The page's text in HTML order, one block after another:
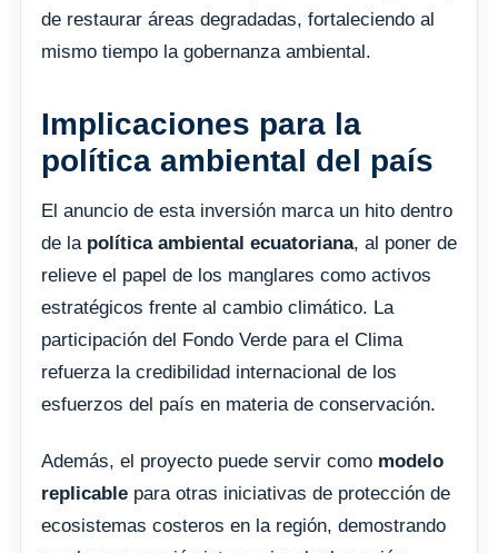
de restaurar áreas degradadas, fortaleciendo al
mismo tiempo la gobernanza ambiental.
Implicaciones para la
política ambiental del país
El anuncio de esta inversión marca un hito dentro
de la política ambiental ecuatoriana, al poner de
relieve el papel de los manglares como activos
estratégicos frente al cambio climático. La
participación del Fondo Verde para el Clima
refuerza la credibilidad internacional de los
esfuerzos del país en materia de conservación.
Además, el proyecto puede servir como modelo
replicable para otras iniciativas de protección de
ecosistemas costeros en la región, demostrando